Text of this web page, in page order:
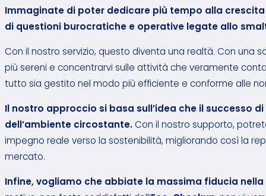
Immaginate di poter dedicare più tempo alla
di questioni burocratiche e operative legate allo
Con il nostro servizio, questo diventa una realtà. Con una
più sereni e concentrarvi sulle attività che veramente
tutto sia gestito nel modo più efficiente e conforme alle
Il nostro approccio si basa sull’idea che il successo
dell’ambiente circostante.Con il nostro supporto,
impegno reale verso la sostenibilità, migliorando così la
mercato.
Infine, vogliamo che abbiate la massima fiducia